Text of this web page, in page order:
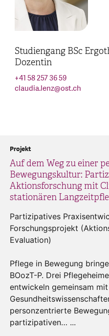
Studiengang BSc
Dozentin
+41 58 257 36 59
claudia.lenz@ost.ch
Auf dem Weg zu einer
Bewegungskultur:
Aktionsforschung mit
stationären
Projekt
Partizipatives
Forschungsprojekt
Evaluation)
Pflege in Bewegung
BOozT-P. Drei
entwickeln gemeinsam
personzentrierte
partizipativen… ...